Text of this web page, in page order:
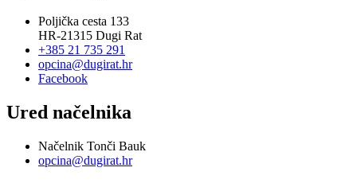
Poljička cesta 133
HR-21315 Dugi Rat
+385 21 735 291
opcina@dugirat.hr
Facebook
Ured načelnika
Načelnik Tonči Bauk
opcina@dugirat.hr